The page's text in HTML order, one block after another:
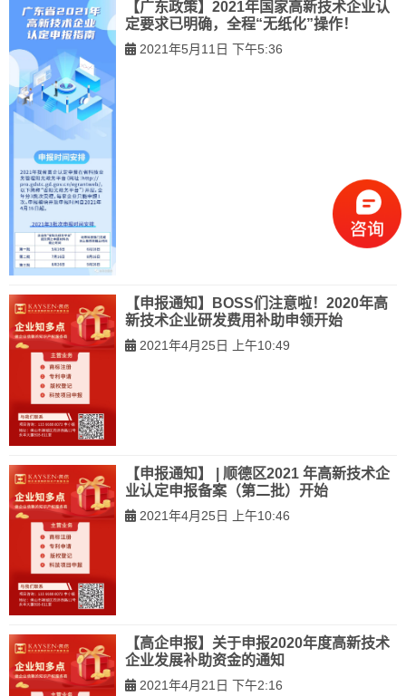
【广东政策】2021年国家高新技术企业认
定要求已明确，全程“无纸化”操作！
2021年5月11日 下午5:36
【申报通知】BOSS们注意啦！2020年高
新技术企业研发费用补助申领开始
2021年4月25日 上午10:49
【申报通知】 | 顺德区2021 年高新技术企
业认定申报备案（第二批）开始
2021年4月25日 上午10:46
【高企申报】关于申报2020年度高新技术
企业发展补助资金的通知
2021年4月21日 下午2:16